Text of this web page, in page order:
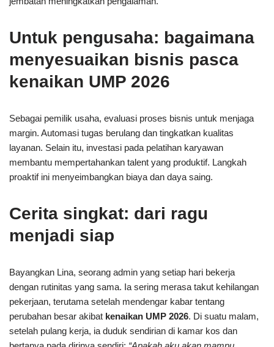
Untuk pengusaha: bagaimana
menyesuaikan bisnis pasca
kenaikan UMP 2026
Sebagai pemilik usaha, evaluasi proses bisnis untuk menjaga
margin. Automasi tugas berulang dan tingkatkan kualitas
layanan. Selain itu, investasi pada pelatihan karyawan
membantu mempertahankan talent yang produktif. Langkah
proaktif ini menyeimbangkan biaya dan daya saing.
Cerita singkat: dari ragu
menjadi siap
Bayangkan Lina, seorang admin yang setiap hari bekerja
dengan rutinitas yang sama. Ia sering merasa takut kehilangan
pekerjaan, terutama setelah mendengar kabar tentang
perubahan besar akibat kenaikan UMP 2026. Di suatu malam,
setelah pulang kerja, ia duduk sendirian di kamar kos dan